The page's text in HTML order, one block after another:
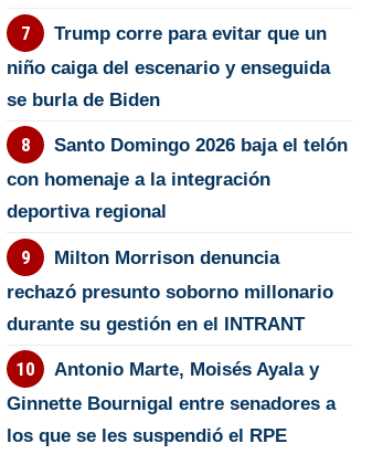
Trump corre para evitar que un
niño caiga del escenario y enseguida
se burla de Biden
Santo Domingo 2026 baja el telón
con homenaje a la integración
deportiva regional
Milton Morrison denuncia
rechazó presunto soborno millonario
durante su gestión en el INTRANT
Antonio Marte, Moisés Ayala y
Ginnette Bournigal entre senadores a
los que se les suspendió el RPE